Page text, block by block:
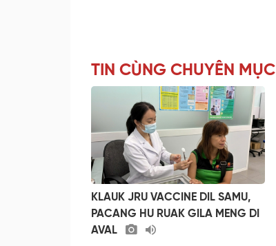
TIN CÙNG CHUYÊN MỤC
KLAUK JRU VACCINE DIL SAMU,
PACANG HU RUAK GILA MENG DI
AVAL